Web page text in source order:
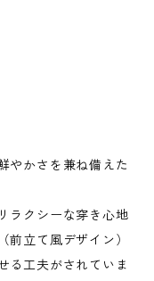
やかさを兼ね備えた
ラクシーな穿き心地
前立て風デザイン）
る工夫がされていま